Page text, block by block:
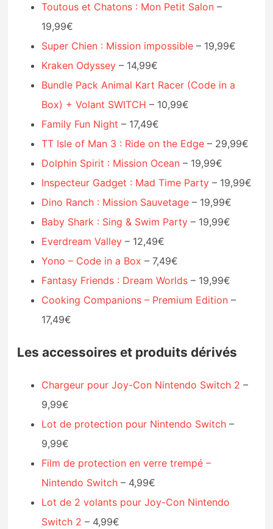
Toutous et Chatons : Mon Petit Salon –
19,99€
Super Chien : Mission impossible – 19,99€
Kraken Odyssey – 14,99€
Bundle Pack Animal Kart Racer (Code in a
Box) + Volant SWITCH – 10,99€
Family Fun Night – 17,49€
TT Isle of Man 3 : Ride on the Edge – 29,99€
Dolphin Spirit : Mission Ocean – 19,99€
Inspecteur Gadget : Mad Time Party – 19,99€
Dino Ranch : Mission Sauvetage – 19,99€
Baby Shark : Sing & Swim Party – 19,99€
Everdream Valley – 12,49€
Yono – Code in a Box – 7,49€
Fantasy Friends : Dream Worlds – 19,99€
Cooking Companions – Premium Edition –
17,49€
Les accessoires et produits dérivés
Chargeur pour Joy-Con Nintendo Switch 2 –
9,99€
Lot de protection pour Nintendo Switch –
9,99€
Film de protection en verre trempé –
Nintendo Switch – 4,99€
Lot de 2 volants pour Joy-Con Nintendo
Switch 2 – 4,99€